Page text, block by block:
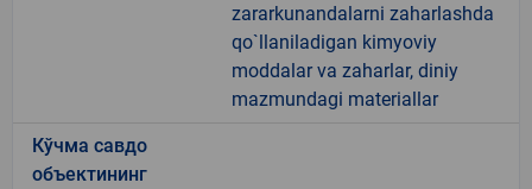
zararkunandalarni zaharlashda
qo`llaniladigan kimyoviy
moddalar va zaharlar, diniy
mazmundagi materiallar
Кўчма савдо
объектининг